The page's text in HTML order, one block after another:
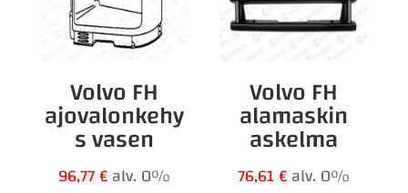
Volvo FH
ajovalonkehy
s vasen
96,77€alv. 0%
Volvo FH
alamaskin
askelma
76,61€alv. 0%